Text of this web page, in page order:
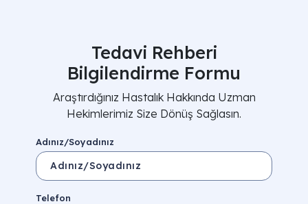
Tedavi Rehberi
Bilgilendirme Formu
Araştırdığınız Hastalık Hakkında Uzman
Hekimlerimiz Size Dönüş Sağlasın.
Adınız/Soyadınız
Telefon